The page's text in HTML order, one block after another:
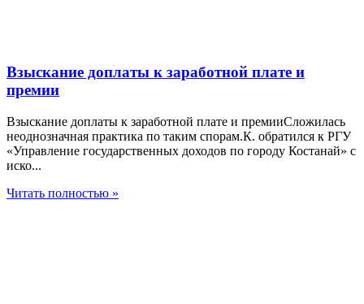
Взыскание доплаты к заработной плате и
премии
Взыскание доплаты к заработной плате и премииСложилась
неоднозначная практика по таким спорам.К. обратился к РГУ
«Управление государственных доходов по городу Костанай» с
иско...
Читать полностью »